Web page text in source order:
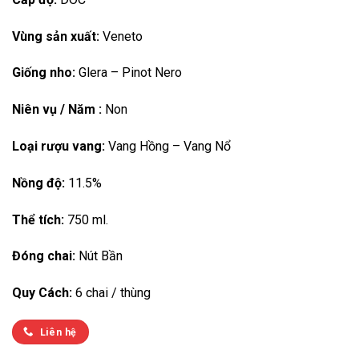
Vùng sản xuất: Veneto
Giống nho: Glera – Pinot Nero
Niên vụ / Năm : Non
Loại rượu vang: Vang Hồng – Vang Nổ
Nồng độ: 11.5%
Thể tích: 750 ml.
Đóng chai: Nút Bần
Quy Cách: 6 chai / thùng
Liên hệ